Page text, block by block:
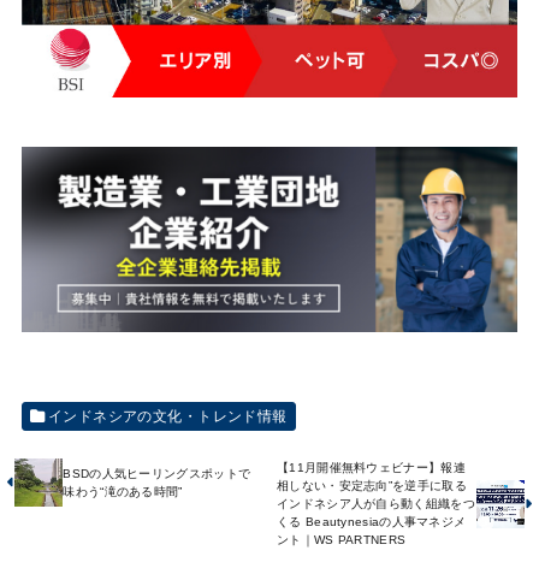
インドネシアの文化・トレンド情報
BSDの人気ヒーリングスポットで
味わう“滝のある時間”
【11月開催無料ウェビナー】報連
相しない・安定志向”を逆手に取る
インドネシア人が自ら動く組織をつ
くる Beautynesiaの人事マネジメ
ント｜WS PARTNERS